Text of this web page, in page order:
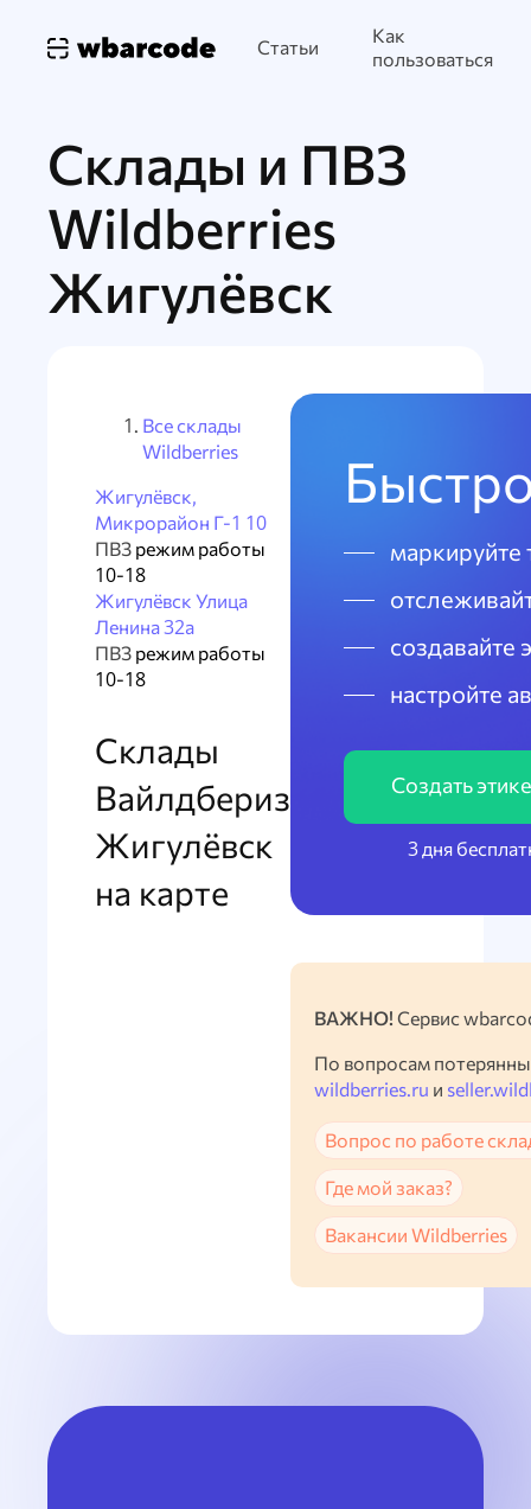
Статьи
Как
пользоваться
Склады и ПВЗ
Wildberries
Жигулёвск
Все склады
Wildberries
Жигулёвск,
Микрорайон Г-1 10
ПВЗ режим работы
10-18
Жигулёвск Улица
Ленина 32а
ПВЗ режим работы
10-18
Склады
Вайлдбериз
Жигулёвск
на карте
маркируйте
создавайте
настройте
Создать
3 дня
ВАЖНО! Сервис
По вопросам
wildberries.ru и
Вопрос по работе
Где мой заказ?
Вакансии Wildberries